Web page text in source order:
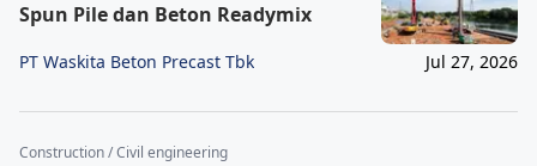
Spun Pile dan Beton Readymix
PT Waskita Beton Precast Tbk Jul 27, 2026
Construction / Civil engineering